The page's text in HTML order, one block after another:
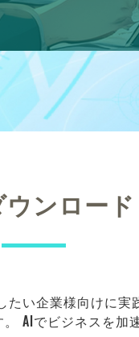
ンロード
たい企業様向けに実
AIでビジネスを加